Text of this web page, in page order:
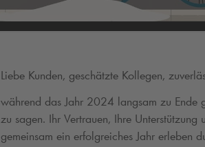
Liebe Kunden, geschätzte Kollegen,
während das Jahr 2024 langsam zu Ende
zu sagen. Ihr Vertrauen, Ihre
gemeinsam ein erfolgreiches Jahr erleben